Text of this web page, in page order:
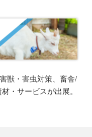
獣・害虫対策、畜舎/
・サービスが出展。